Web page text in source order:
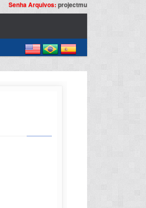
Senha Arquivos: projectmu